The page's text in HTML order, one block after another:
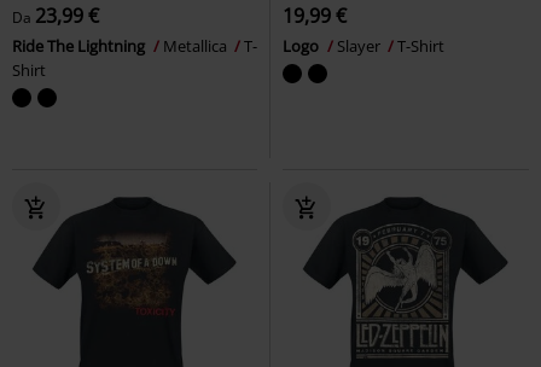
Da 23,99 €
Ride The Lightning Metallica
T-
Shirt
19,99 €
Logo Slayer T-Shirt